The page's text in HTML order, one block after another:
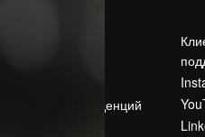
Поиск тенденций